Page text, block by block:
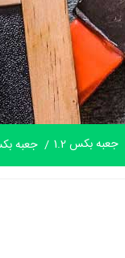
جعبه بکس 1.2 جعبه